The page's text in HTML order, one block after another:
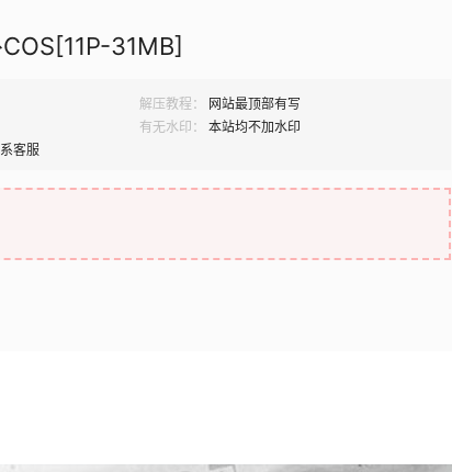
31MB]
解压教程：
网站最顶部有写
有无水印：
本站均不加水印
客服